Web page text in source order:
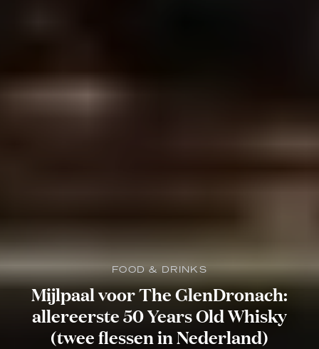
FOOD & DRINKS
Mijlpaal voor The GlenDronach:
allereerste 50 Years Old Whisky
(twee flessen in Nederland)